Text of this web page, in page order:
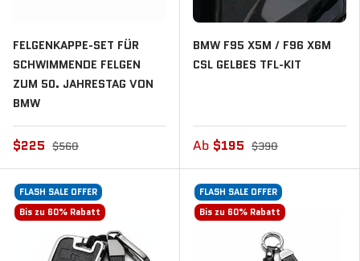
FELGENKAPPE-SET FÜR
SCHWIMMENDE FELGEN
ZUM 50. JAHRESTAG VON
BMW
$225 $560
BMW F95 X5M / F96 X6M
CSL GELBES TFL-KIT
Ab $195 $390
FLASH SALE OFFER
Bis zu 60% Rabatt
FLASH SALE OFFER
Bis zu 60% Rabatt